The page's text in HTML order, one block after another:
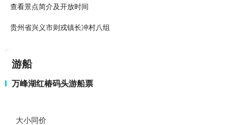
查看景点简介及开放时间
贵州省兴义市则戎镇长冲村八组
游船
万峰湖红椿码头游船票
大小同价